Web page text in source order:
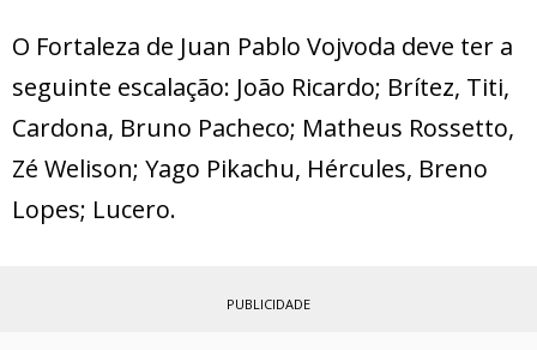
O Fortaleza de Juan Pablo Vojvoda deve ter a
seguinte escalação: João Ricardo; Brítez, Titi,
Cardona, Bruno Pacheco; Matheus Rossetto,
Zé Welison; Yago Pikachu, Hércules, Breno
Lopes; Lucero.
PUBLICIDADE